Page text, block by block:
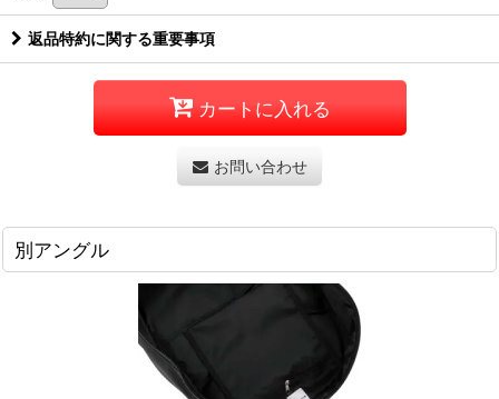
返品特約に関する重要事項
カートに入れる
お問い合わせ
別アングル